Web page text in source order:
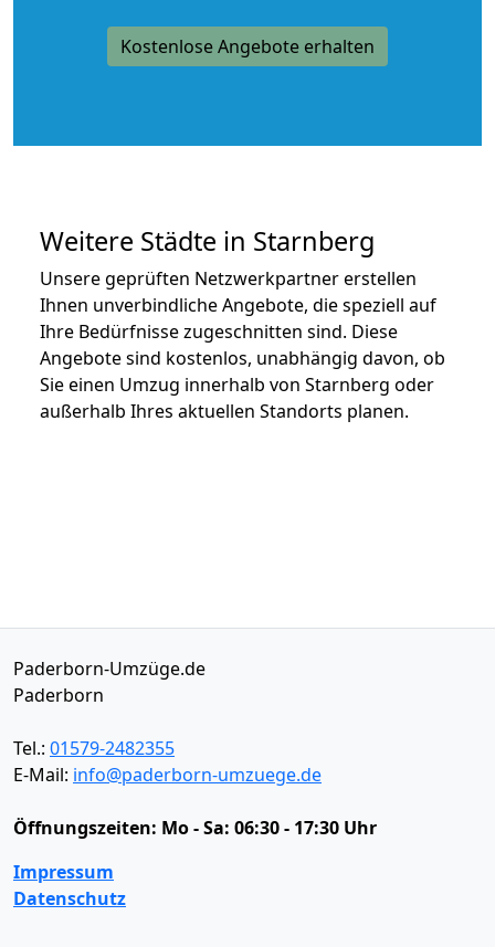
Kostenlose Angebote erhalten
Weitere Städte in Starnberg
Unsere geprüften Netzwerkpartner erstellen
Ihnen unverbindliche Angebote, die speziell auf
Ihre Bedürfnisse zugeschnitten sind. Diese
Angebote sind kostenlos, unabhängig davon, ob
Sie einen Umzug innerhalb von Starnberg oder
außerhalb Ihres aktuellen Standorts planen.
Paderborn-Umzüge.de
Paderborn
Tel.: 01579-2482355
E-Mail: info@paderborn-umzuege.de
Öffnungszeiten: Mo - Sa: 06:30 - 17:30 Uhr
Impressum
Datenschutz